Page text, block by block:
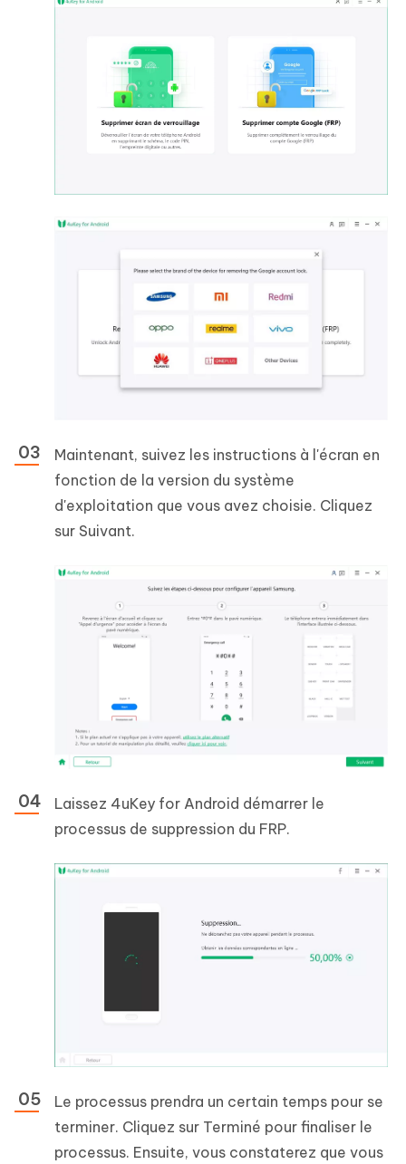
Maintenant, suivez les instructions à l'écran en
fonction de la version du système
d'exploitation que vous avez choisie. Cliquez
sur Suivant.
Laissez 4uKey for Android démarrer le
processus de suppression du FRP.
Le processus prendra un certain temps pour se
terminer. Cliquez sur Terminé pour finaliser le
processus. Ensuite, vous constaterez que vous